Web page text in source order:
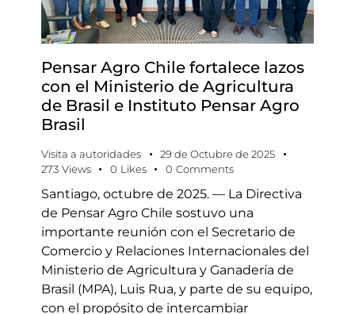
Pensar Agro Chile fortalece lazos
con el Ministerio de Agricultura
de Brasil e Instituto Pensar Agro
Brasil
Visita a autoridades
29 de Octubre de 2025
273 Views 0 Likes 0 Comments
Santiago, octubre de 2025. — La Directiva
de Pensar Agro Chile sostuvo una
importante reunión con el Secretario de
Comercio y Relaciones Internacionales del
Ministerio de Agricultura y Ganadería de
Brasil (MPA), Luis Rua, y parte de su equipo,
con el propósito de intercambiar